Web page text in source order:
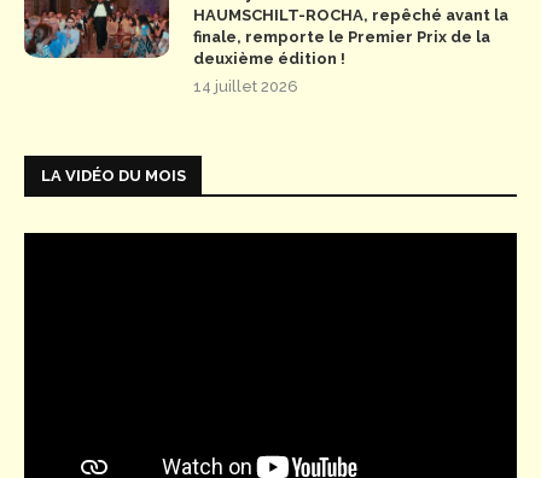
HAUMSCHILT-ROCHA, repêché avant la
finale, remporte le Premier Prix de la
deuxième édition !
14 juillet 2026
LA VIDÉO DU MOIS